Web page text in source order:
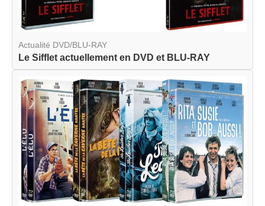
Actualité DVD/BLU-RAY
Le Sifflet actuellement en DVD et BLU-RAY